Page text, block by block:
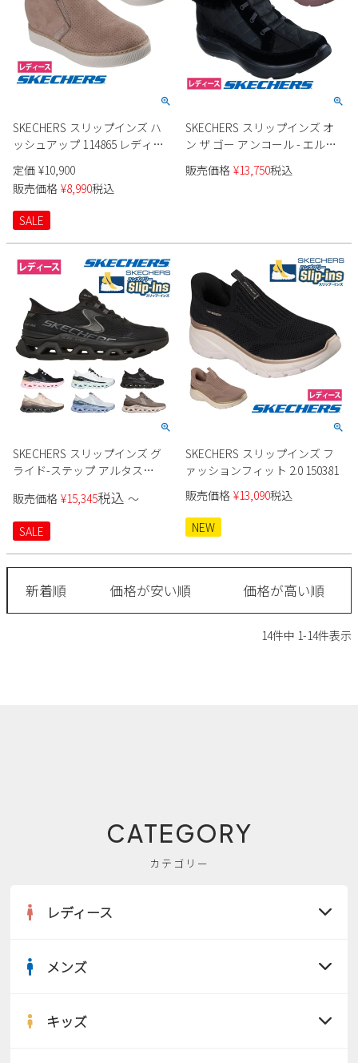
SKECHERS スリップインズ ハ
ッシュアップ 114865 レディー
ス
定価 ¥10,900
販売価格 ¥8,990税込
SALE
SKECHERS スリップインズ オ
ン ザ ゴー アンコール - エルサ
144841 レディース
販売価格 ¥13,750税込
SKECHERS スリップインズ グ
ライド-ステップ アルタス
販売価格 ¥15,345税込 〜
SALE
SKECHERS スリップインズ フ
ァッションフィット 2.0 150381
販売価格 ¥13,090税込
NEW
新着順 価格が安い順 価格が高い順
14件中 1-14件表示
CATEGORY
カテゴリー
レディース
サンダル
メンズ
キッズ